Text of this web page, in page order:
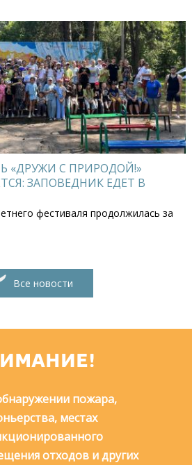
«ДРУЖИ С ПРИРОДОЙ!»
ЗАПОВЕДНИК ЕДЕТ В
фестиваля продолжилась за
Все новости
пожара,
местах
отходов и других